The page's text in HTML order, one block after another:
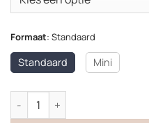
Formaat: Standaard
Standaard Mini
Lipgloss aantal